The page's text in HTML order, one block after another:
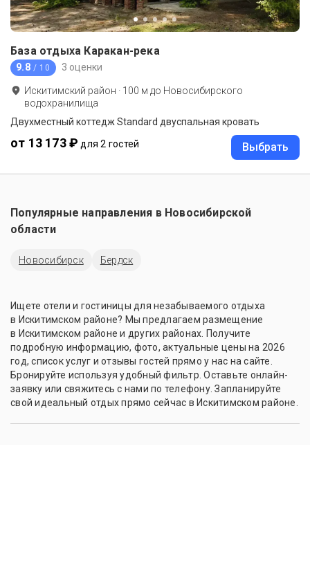
База отдыха Каракан-река
9.8 / 10 3 оценки
Искитимский район · 100 м до Новосибирского
водохранилища
Двухместный коттедж Standard двуспальная кровать
от 13 173 ₽ для 2 гостей Выбрать
Популярные направления в Новосибирской
области
Новосибирск Бердск
Ищете отели и гостиницы для незабываемого отдыха
в Искитимском районе? Мы предлагаем размещение
в Искитимском районе и других районах. Получите
подробную информацию, фото, актуальные цены на 2026
год, список услуг и отзывы гостей прямо у нас на сайте.
Бронируйте используя удобный фильтр. Оставьте онлайн-
заявку или свяжитесь с нами по телефону. Запланируйте
свой идеальный отдых прямо сейчас в Искитимском районе.